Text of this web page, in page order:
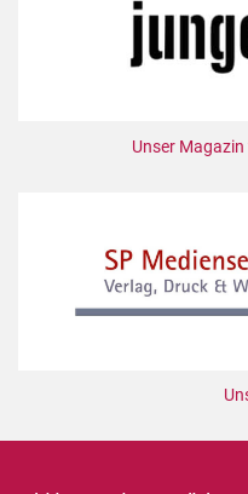
Unser